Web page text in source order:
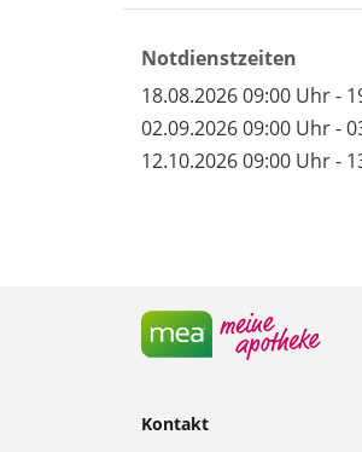
Notdienstzeiten
18.08.2026 09:00 Uhr -
02.09.2026 09:00 Uhr -
12.10.2026 09:00 Uhr -
Kontakt